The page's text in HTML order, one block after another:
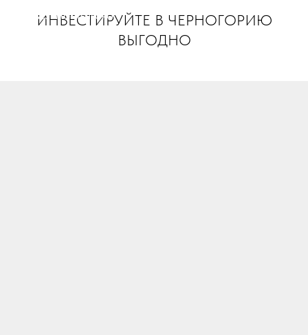
INVEST MONTENEGRO
ИНВЕСТИРУЙТЕ В ЧЕРНОГОРИЮ
ВЫГОДНО